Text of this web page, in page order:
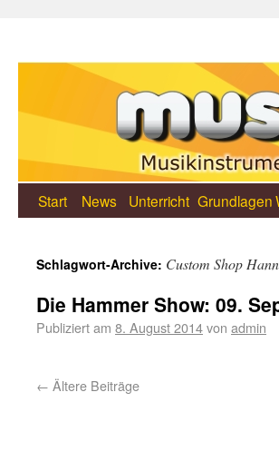
Start News Unterricht Grundlagen
Schlagwort-Archive: Custom Shop
Die Hammer Show: 09.
Publiziert am 8. August 2014von admin
← Ältere Beiträge